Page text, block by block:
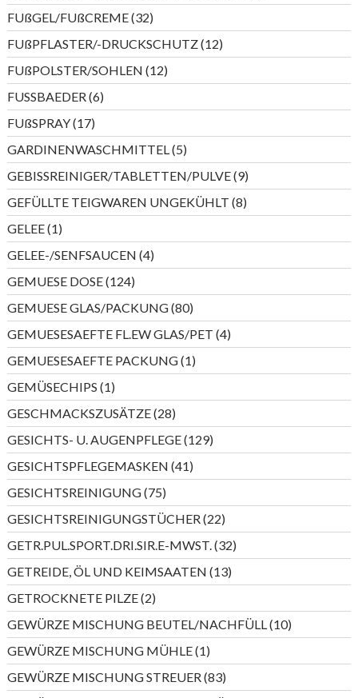
Produkte
FUßGEL/FUßCREME 3232
Produkte
FUßPFLASTER/-DRUCKSCHUTZ 1212
Produkte
FUßPOLSTER/SOHLEN 1212
Produkte
FUSSBAEDER 66
Produkte
FUßSPRAY 1717
Produkte
GARDINENWASCHMITTEL 55
Produkte
GEBISSREINIGER/TABLETTEN/PULVE 99
Produkte
GEFÜLLTE TEIGWAREN UNGEKÜHLT 88
Produkte
GELEE 11
Produkt
GELEE-/SENFSAUCEN 44
Produkte
GEMUESE DOSE 124124
Produkte
GEMUESE GLAS/PACKUNG 8080
Produkte
GEMUESESAEFTE FL.EW GLAS/PET 44
Produkte
GEMUESESAEFTE PACKUNG 11
Produkt
GEMÜSECHIPS 11
Produkt
GESCHMACKSZUSÄTZE 2828
Produkte
GESICHTS- U. AUGENPFLEGE 129129
Produkte
GESICHTSPFLEGEMASKEN 4141
Produkte
GESICHTSREINIGUNG 7575
Produkte
GESICHTSREINIGUNGSTÜCHER 2222
Produkte
GETR.PUL.SPORT.DRI.SIR.E-MWST. 3232
Produkte
GETREIDE, ÖL UND KEIMSAATEN 1313
Produkte
GETROCKNETE PILZE 22
Produkte
GEWÜRZE MISCHUNG BEUTEL/NACHFÜLL 1010
Produkte
GEWÜRZE MISCHUNG MÜHLE 11
Produkt
GEWÜRZE MISCHUNG STREUER 8383
Produkte